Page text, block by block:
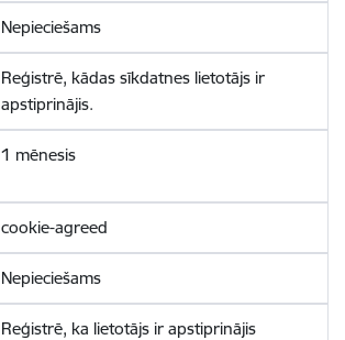
Nepieciešams
Reģistrē, kādas sīkdatnes lietotājs ir
apstiprinājis.
1 mēnesis
cookie-agreed
Nepieciešams
Reģistrē, ka lietotājs ir apstiprinājis